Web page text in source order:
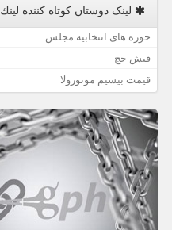
لینک دوستان كوتاه كننده لینك
حوزه های انتخابیه مجلس
فیش حج
قیمت بیسیم موتورولا